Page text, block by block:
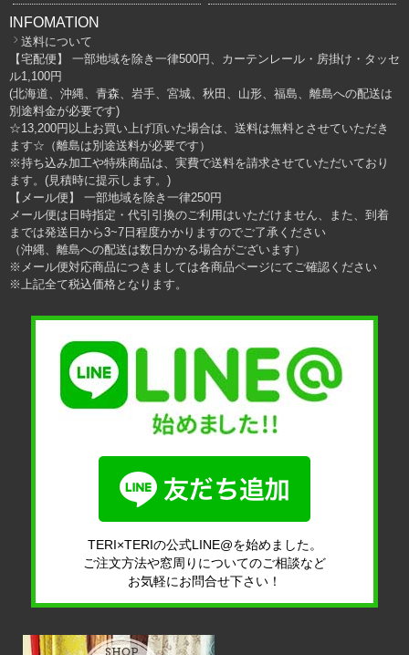
INFOMATION
送料について
【宅配便】 一部地域を除き一律500円、カーテンレール・房掛け・タッセ
ル1,100円
(北海道、沖縄、青森、岩手、宮城、秋田、山形、福島、離島への配送は
別途料金が必要です)
☆13,200円以上お買い上げ頂いた場合は、送料は無料とさせていただき
ます☆（離島は別途送料が必要です）
※持ち込み加工や特殊商品は、実費で送料を請求させていただいており
ます。(見積時に提示します。)
【メール便】 一部地域を除き一律250円
メール便は日時指定・代引引換のご利用はいただけません、また、到着
までは発送日から3~7日程度かかりますのでご了承ください
（沖縄、離島への配送は数日かかる場合がございます）
※メール便対応商品につきましては各商品ページにてご確認ください
※上記全て税込価格となります。
TERI×TERIの公式LINE@を始めました。
ご注文方法や窓周りについてのご相談など
お気軽にお問合せ下さい！